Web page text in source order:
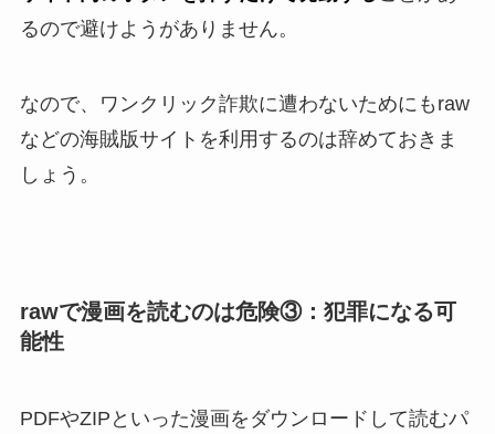
るので避けようがありません。
なので、ワンクリック詐欺に遭わないためにもraw
などの海賊版サイトを利用するのは辞めておきま
しょう。
rawで漫画を読むのは危険③：犯罪になる可
能性
PDFやZIPといった漫画をダウンロードして読むパ